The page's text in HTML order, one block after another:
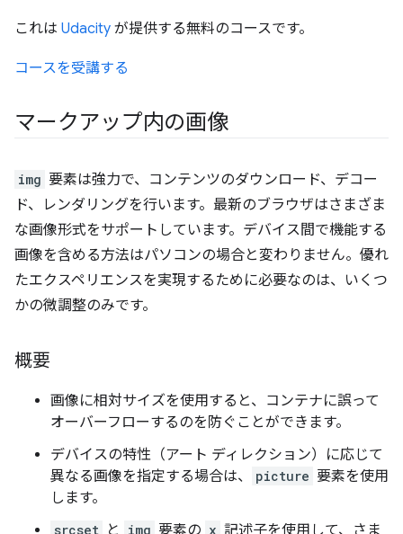
これは Udacity が提供する無料のコースです。
コースを受講する
マークアップ内の画像
img 要素は強力で、コンテンツのダウンロード、デコー
ド、レンダリングを行います。最新のブラウザはさまざま
な画像形式をサポートしています。デバイス間で機能する
画像を含める方法はパソコンの場合と変わりません。優れ
たエクスペリエンスを実現するために必要なのは、いくつ
かの微調整のみです。
概要
画像に相対サイズを使用すると、コンテナに誤って
オーバーフローするのを防ぐことができます。
デバイスの特性（アート ディレクション）に応じて
異なる画像を指定する場合は、
picture 要素を使用
します。
srcset img x